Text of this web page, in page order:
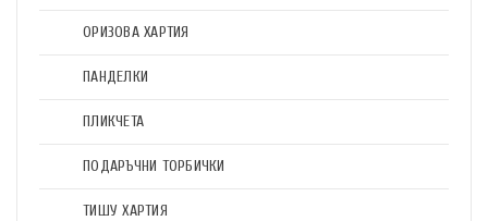
ОРИЗОВА ХАРТИЯ
ПАНДЕЛКИ
ПЛИКЧЕТА
ПОДАРЪЧНИ ТОРБИЧКИ
ТИШУ ХАРТИЯ